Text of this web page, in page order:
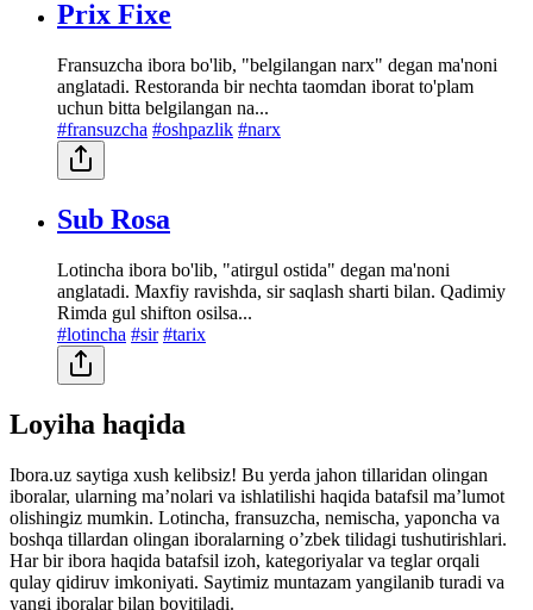
Prix Fixe
Fransuzcha ibora bo'lib, "belgilangan narx" degan ma'noni
anglatadi. Restoranda bir nechta taomdan iborat to'plam
uchun bitta belgilangan na...
#fransuzcha #oshpazlik #narx
Sub Rosa
Lotincha ibora bo'lib, "atirgul ostida" degan ma'noni
anglatadi. Maxfiy ravishda, sir saqlash sharti bilan. Qadimiy
Rimda gul shifton osilsa...
#lotincha #sir #tarix
Loyiha haqida
Ibora.uz saytiga xush kelibsiz! Bu yerda jahon tillaridan olingan
iboralar, ularning maʼnolari va ishlatilishi haqida batafsil maʼlumot
olishingiz mumkin. Lotincha, fransuzcha, nemischa, yaponcha va
boshqa tillardan olingan iboralarning oʼzbek tilidagi tushutirishlari.
Har bir ibora haqida batafsil izoh, kategoriyalar va teglar orqali
qulay qidiruv imkoniyati. Saytimiz muntazam yangilanib turadi va
yangi iboralar bilan boyitiladi.